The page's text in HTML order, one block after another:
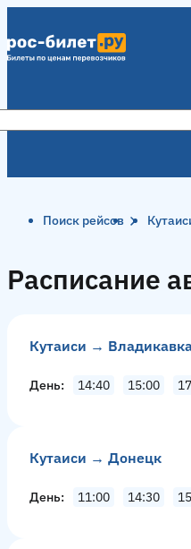
Поиск рейсов
Расписание
Кутаиси →
День 14:40 15:00
Кутаиси → Донецк
День 11:00 14:30